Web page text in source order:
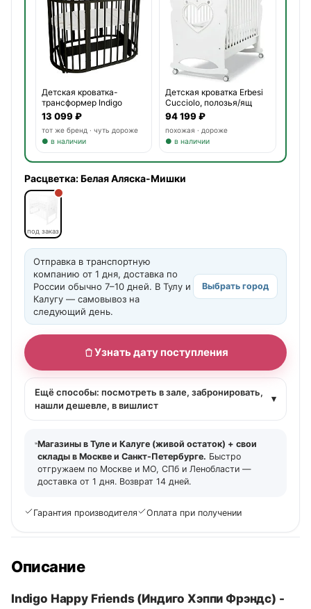
Детская кроватка-
трансформер Indigo
Simple 7
13 099 ₽
тот же бренд · чуть дороже
● в наличии
Детская кроватка Erbesi
Cucciolo, полозья/ящ
94 199 ₽
похожая · дороже
● в наличии
Расцветка:Белая Аляска-Мишки
под заказ
Отправка в транспортную
компанию от 1 дня, доставка по
России обычно 7–10 дней. В Тулу и
Калугу — самовывоз на
следующий день.
Выбрать город
Узнать дату поступления
Ещё способы: посмотреть в зале, забронировать,
нашли дешевле, в вишлист
▾
Магазины в Туле и Калуге (живой остаток) + свои
склады в Москве и Санкт-Петербурге. Быстро
отгружаем по Москве и МО, СПб и Ленобласти —
доставка от 1 дня. Возврат 14 дней.
Гарантия производителя Оплата при получении
Описание
Indigo Happy Friends (Индиго Хэппи Фрэндс) -